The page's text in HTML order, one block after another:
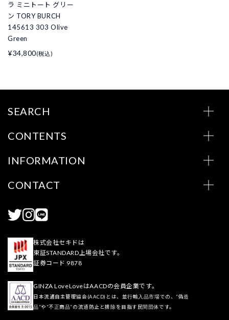
ラ ミニトート グリー
ン TORY BURCH
145613 303 Olive
Green
¥34,800(税込)
SEARCH
CONTENTS
INFORMATION
CONTACT
株式会社セキドは
東証STANDARD上場会社です。
証券コード 9878
GINZA LoveLoveはAACDの会員企業です。
日本流通自主管理協会(AACD)とは、並行輸入品市場での、“偽造
品”や“不正商品”の流通防止と排除を目指す民間団体です。